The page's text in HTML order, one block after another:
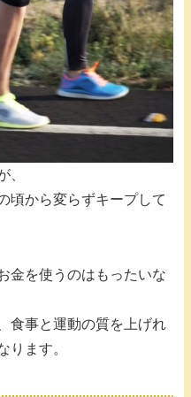
、
頃から変らずキープして
金を使うのはもったいな
食事と運動の質を上げれ
ります。